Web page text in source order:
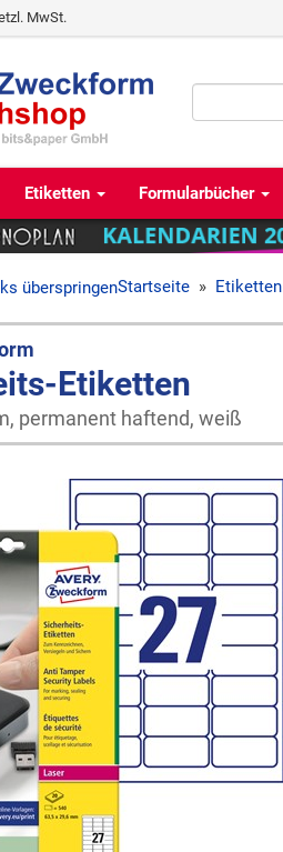
MwSt.
Etiketten Formularbücher
Startseite » Etiketten
Etiketten
permanent haftend, weiß